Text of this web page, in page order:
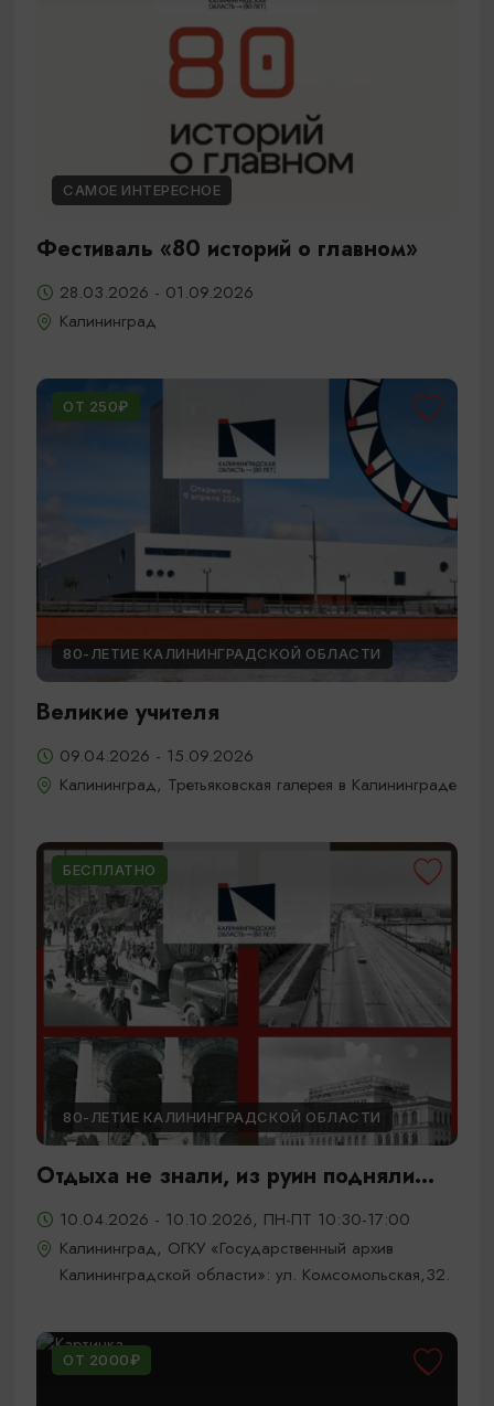
САМОЕ ИНТЕРЕСНОЕ
Фестиваль «80 историй о главном»
28.03.2026 - 01.09.2026
Калининград
ОТ 250₽
80-ЛЕТИЕ КАЛИНИНГРАДСКОЙ ОБЛАСТИ
Великие учителя
09.04.2026 - 15.09.2026
Калининград, Третьяковская галерея в Калининграде
БЕСПЛАТНО
80-ЛЕТИЕ КАЛИНИНГРАДСКОЙ ОБЛАСТИ
Отдыха не знали, из руин подняли...
10.04.2026 - 10.10.2026, ПН-ПТ 10:30-17:00
Калининград, ОГКУ «Государственный архив
Калининградской области»: ул. Комсомольская,32.
ОТ 2000₽